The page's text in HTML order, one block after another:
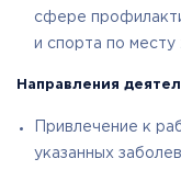
сфере
и спорта по месту
Направления
Привлечение к
указанных